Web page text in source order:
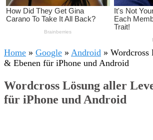
Home » Google » Android » Wordcross
& Ebenen für iPhone und Android
Wordcross Lösung aller
für iPhone und Android